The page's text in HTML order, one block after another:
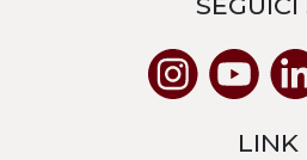
LINK